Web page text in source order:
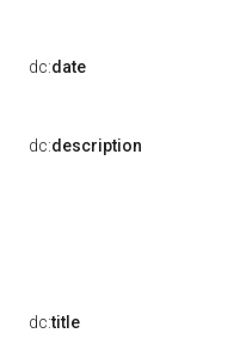
dc:date
dc:description
dc:title